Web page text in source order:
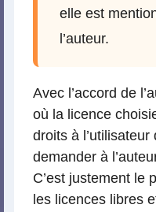
elle est
l’auteur.
Avec l’accord de
où la licence
droits à l’utilisateur
demander à
C’est justement le
les licences libres